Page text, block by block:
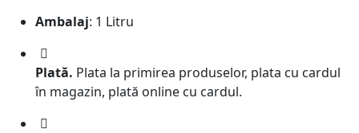
Ambalaj: 1 Litru
Plată. Plata la primirea produselor, plata cu cardul
în magazin, plată online cu cardul.